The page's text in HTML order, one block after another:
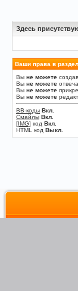
Здесь
Ваши права в
Вы не можете
Вы не можете
Вы не можете
Вы не можете
BB-коды Вкл.
Смайлы Вкл.
[IMG] код Вкл.
HTML код Выкл.